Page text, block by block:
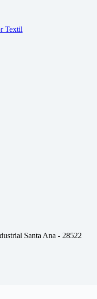
Textil
Santa Ana - 28522